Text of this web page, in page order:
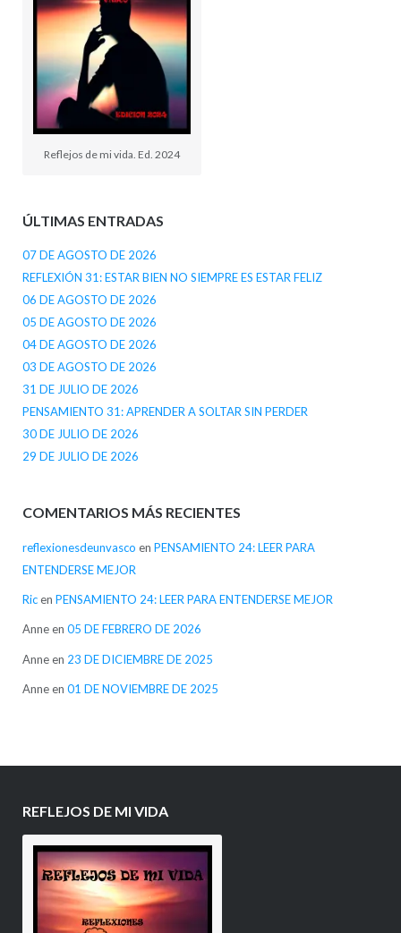
Reflejos de mi vida. Ed. 2024
ÚLTIMAS ENTRADAS
07 DE AGOSTO DE 2026
REFLEXIÓN 31: ESTAR BIEN NO SIEMPRE ES ESTAR FELIZ
06 DE AGOSTO DE 2026
05 DE AGOSTO DE 2026
04 DE AGOSTO DE 2026
03 DE AGOSTO DE 2026
31 DE JULIO DE 2026
PENSAMIENTO 31: APRENDER A SOLTAR SIN PERDER
30 DE JULIO DE 2026
29 DE JULIO DE 2026
COMENTARIOS MÁS RECIENTES
reflexionesdeunvasco en PENSAMIENTO 24: LEER PARA
ENTENDERSE MEJOR
Ricen PENSAMIENTO 24: LEER PARA ENTENDERSE MEJOR
Anneen 05 DE FEBRERO DE 2026
Anneen 23 DE DICIEMBRE DE 2025
Anneen 01 DE NOVIEMBRE DE 2025
REFLEJOS DE MI VIDA